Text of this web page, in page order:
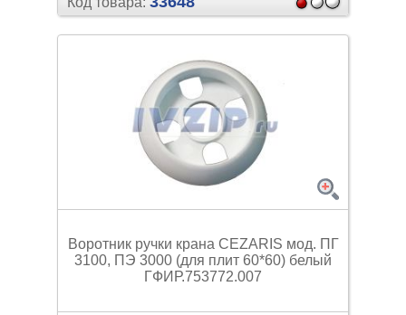
Воротник ручки крана CEZARIS мод. ПГ
3100, ПЭ 3000 (для плит 60*60) белый
ГФИР.753772.007